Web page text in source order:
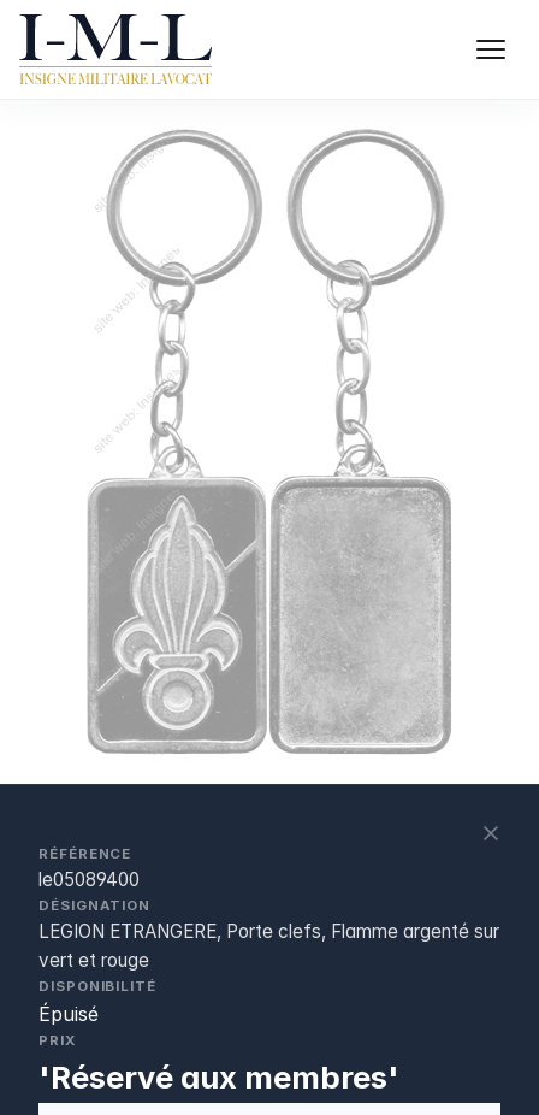
RÉFÉRENCE
le05089400
DÉSIGNATION
LEGION ETRANGERE, Porte clefs, Flamme argenté sur
vert et rouge
DISPONIBILITÉ
Épuisé
PRIX
'Réservé aux membres'